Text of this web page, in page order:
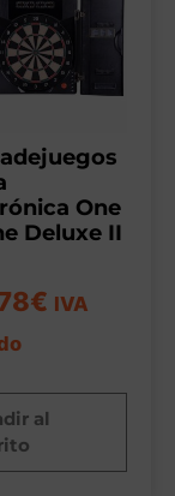
One
Deluxe II
€ IVA
al